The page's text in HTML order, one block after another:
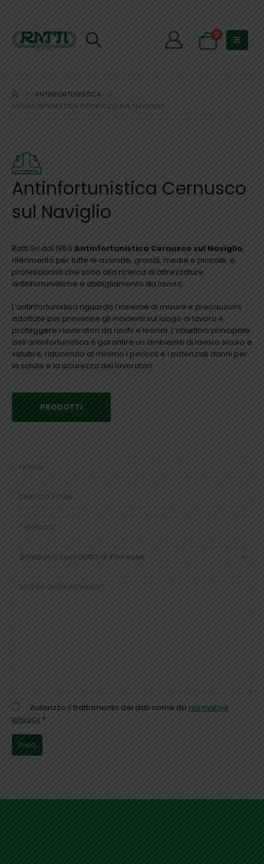
0
ANTINFORTUNISTICA
ANTINFORTUNISTICA CERNUSCO SUL NAVIGLIO
Antinfortunistica Cernusco
sul Naviglio
Ratti Srl dal 1964 Antinfortunistica Cernusco sul Naviglio,
riferimento per tutte le aziende, grandi, medie e piccole, e
professionisti che sono alla ricerca di attrezzature
antinfortunistiche e abbigliamento da lavoro.
L’antinfortunistica riguarda l’insieme di misure e precauzioni
adottate per prevenire gli incidenti sul luogo di lavoro e
proteggere i lavoratori da rischi e lesioni. L’obiettivo principale
dell’antinfortunistica è garantire un ambiente di lavoro sicuro e
salubre, riducendo al minimo i pericoli e i potenziali danni per
la salute e la sicurezza dei lavoratori.
PRODOTTI
Autorizzo il trattamento dei dati come da normativa
privacy *